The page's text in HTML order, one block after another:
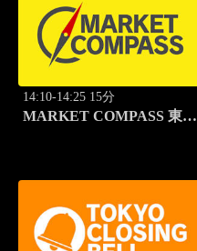
14:10-14:25 15分
MARKET COMPASS 東証